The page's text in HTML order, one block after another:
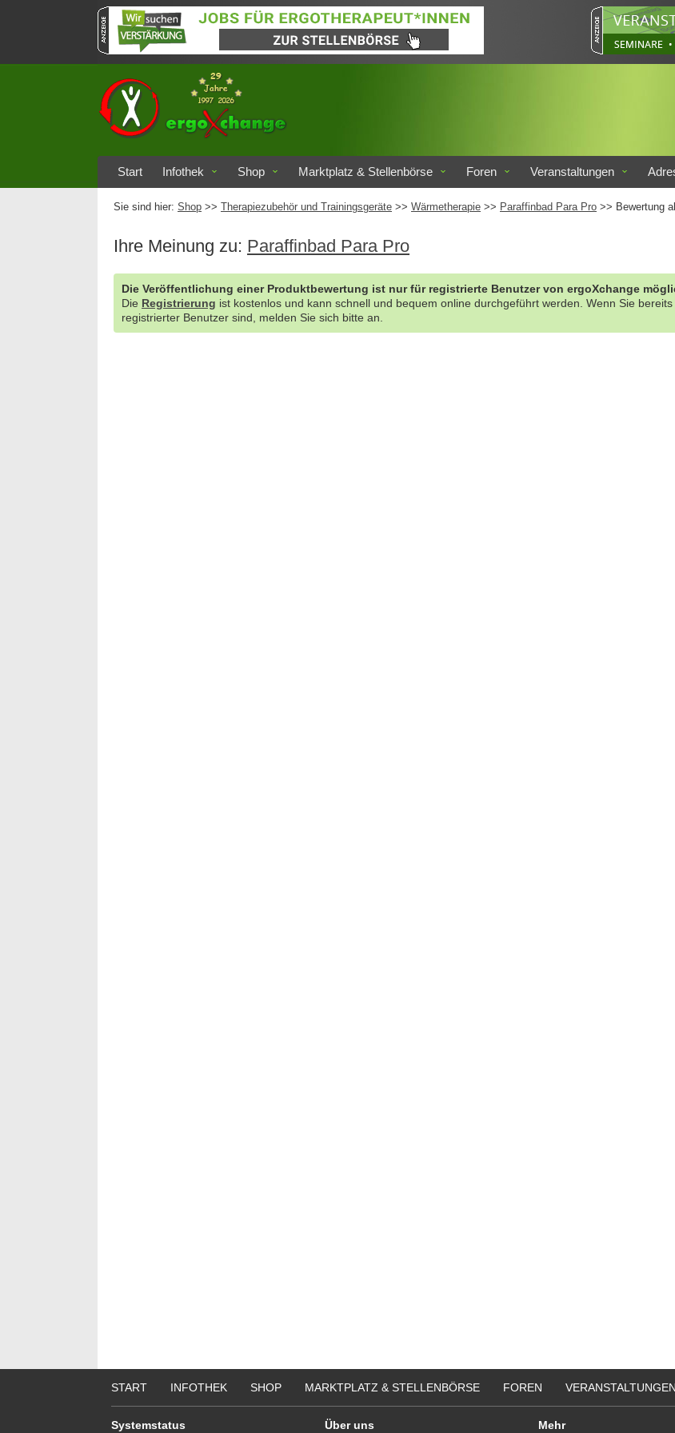
Start Infothek Shop Marktplatz & Stellenbörse Foren Veranstaltungen
Sie sind hier: Shop >> Therapiezubehör und Trainingsgeräte >> Wärmetherapie >> Paraffinbad Para Pro >> Bewertung
Ihre Meinung zu: Paraffinbad Para Pro
Die Veröffentlichung einer Produktbewertung ist nur für registrierte Benutzer von ergoXchange
Die Registrierung ist kostenlos und kann schnell und bequem online durchgeführt werden. Wenn Sie bereits
registrierter Benutzer sind, melden Sie sich bitte an.
START INFOTHEK SHOP MARKTPLATZ & STELLENBÖRSE FOREN VERANSTALTUNGEN
Systemstatus Über uns Mehr